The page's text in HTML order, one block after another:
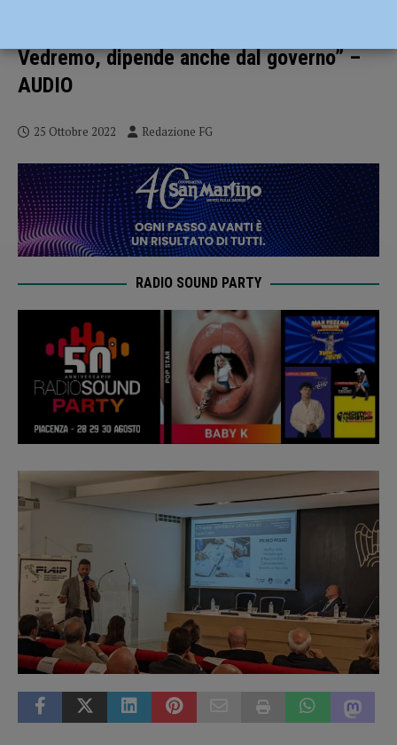
Vedremo, dipende anche dal governo” –
AUDIO
25 Ottobre 2022 Redazione FG
RADIO SOUND PARTY